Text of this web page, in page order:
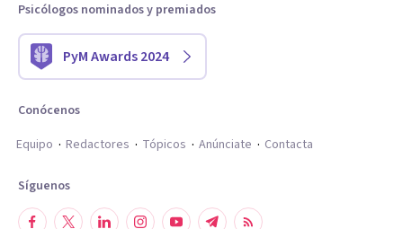
Psicólogos nominados y premiados
PyM Awards 2024
Conócenos
Equipo
Redactores Tópicos Anúnciate Contacta
Síguenos